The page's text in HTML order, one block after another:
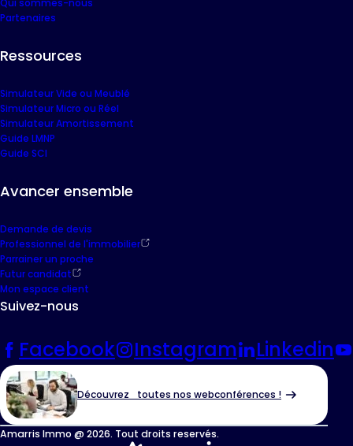
Qui sommes-nous
Partenaires
Ressources
Simulateur Vide ou Meublé
Simulateur Micro ou Réel
Simulateur Amortissement
Guide LMNP
Guide SCI
Avancer ensemble
Demande de devis
Professionnel de l'immobilier
Parrainer un proche
Futur candidat
Mon espace client
Suivez-nous
Facebook Instagram Linkedin
Découvrez toutes nos webconférences !
Amarris Immo @ 2026. Tout droits reservés.